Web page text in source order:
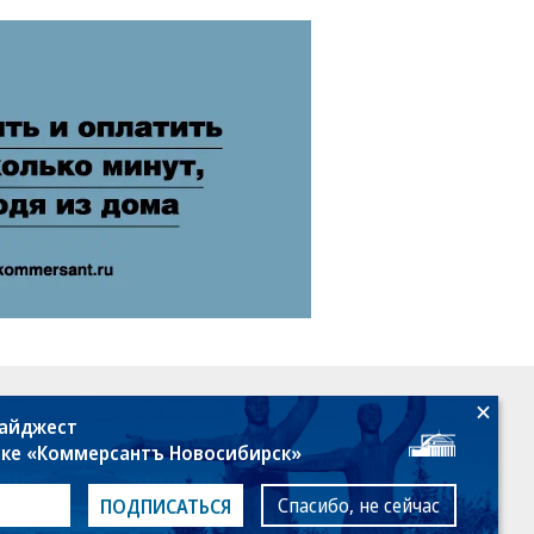
18+
«Коммерсантъ Новосибирск»
ПОДПИСАТЬСЯ Спасибо, не сейчас